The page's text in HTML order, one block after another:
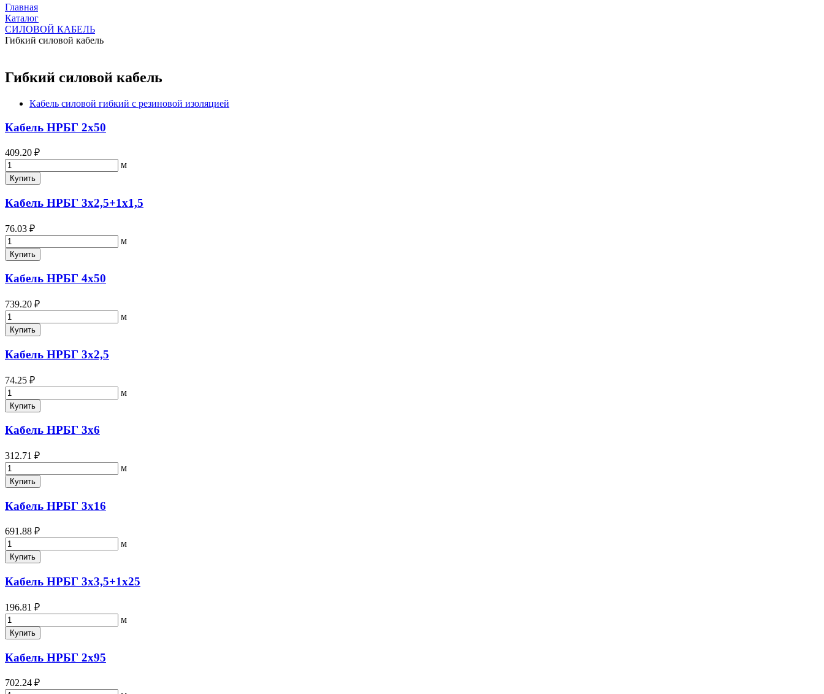
Главная
Каталог
СИЛОВОЙ КАБЕЛЬ
Гибкий силовой кабель
Гибкий силовой кабель
Кабель силовой гибкий с резиновой изоляцией
Кабель НРБГ 2х50
409.20 ₽
м
Купить
Кабель НРБГ 3х2,5+1х1,5
76.03 ₽
м
Купить
Кабель НРБГ 4х50
739.20 ₽
м
Купить
Кабель НРБГ 3х2,5
74.25 ₽
м
Купить
Кабель НРБГ 3х6
312.71 ₽
м
Купить
Кабель НРБГ 3х16
691.88 ₽
м
Купить
Кабель НРБГ 3х3,5+1х25
196.81 ₽
м
Купить
Кабель НРБГ 2х95
702.24 ₽